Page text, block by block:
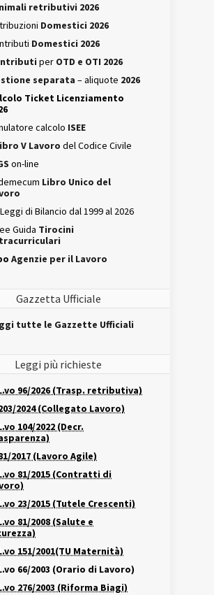
retributivi 2026
Domestici 2026
Domestici 2026
per OTD e OTI 2026
separata – aliquote 2026
Ticket Licenziamento
calcolo ISEE
V Lavoro del Codice Civile
on-line
Libro Unico del
di Bilancio dal 1999 al 2026
Guida Tirocini
Agenzie per il Lavoro
Gazzetta Ufficiale
tutte le Gazzette Ufficiali
Leggi più richieste
96/2026 (Trasp. retributiva)
2024 (Collegato Lavoro)
104/2022 (Decr.
2017 (Lavoro Agile)
81/2015 (Contratti di
23/2015 (Tutele Crescenti)
81/2008 (Salute e
151/2001(TU Maternità)
66/2003 (Orario di Lavoro)
276/2003 (Riforma Biagi)